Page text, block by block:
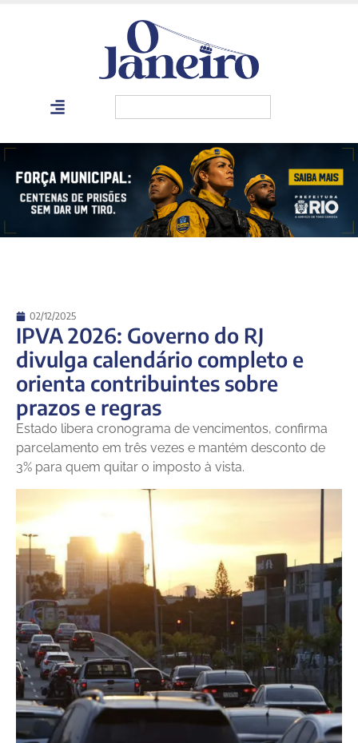
02/12/2025
IPVA 2026: Governo do RJ
divulga calendário completo e
orienta contribuintes sobre
prazos e regras
Estado libera cronograma de vencimentos, confirma
parcelamento em três vezes e mantém desconto de
3% para quem quitar o imposto à vista.